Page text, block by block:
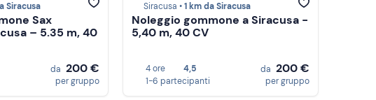
Siracusa
Sax
– 5.35 m, 40
da 200 €
per gruppo
Siracusa •1 km da Siracusa
Noleggio gommone a Siracusa -
5,40 m, 40 CV
4 ore
4,5
1-6 partecipanti
da 200 €
per gruppo